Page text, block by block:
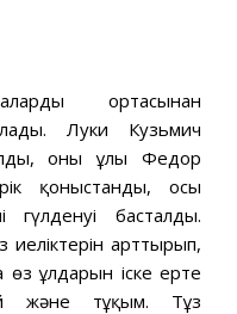
ортасынан
Луки Кузьмич
оның ұлы Федор
қоныстанды, осы
гүлденуі басталды.
арттырып,
ұлдарын іске ерте
және тұқым. Тұз